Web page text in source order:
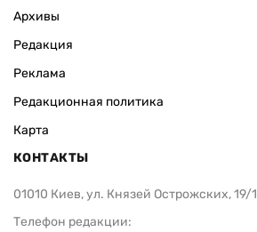
Архивы
Редакция
Реклама
Редакционная политика
Карта
КОНТАКТЫ
01010 Киев, ул. Князей Острожских, 19/1
Телефон редакции: